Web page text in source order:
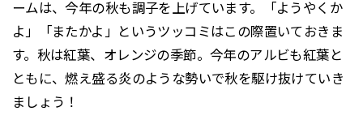
ームは、今年の秋も調子を上げています。「ようやくか
よ」「またかよ」というツッコミはこの際置いておきま
す。秋は紅葉、オレンジの季節。今年のアルビも紅葉と
ともに、燃え盛る炎のような勢いで秋を駆け抜けていき
ましょう！